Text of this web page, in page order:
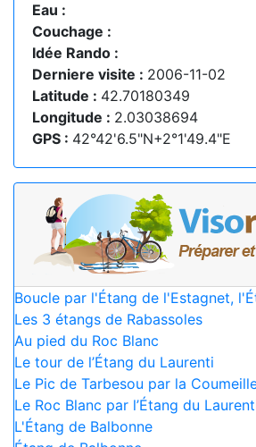
Eau :
Couchage :
Idée Rando :
Derniere visite : 2006-11-02
Latitude : 42.70180349
Longitude : 2.03038694
GPS : 42°42'6.5"N+2°1'49.4"E
Boucle par l'Étang de l'Estagnet,
Les 3 étangs de Rabassoles
Au pied du Roc Blanc
Le tour de l’Étang du Laurenti
Le Pic de Tarbesou par la
Le Roc Blanc par l’Étang du
L'Étang de Balbonne